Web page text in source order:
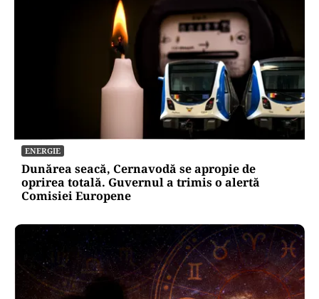
ENERGIE
Dunărea seacă, Cernavodă se apropie de
oprirea totală. Guvernul a trimis o alertă
Comisiei Europene